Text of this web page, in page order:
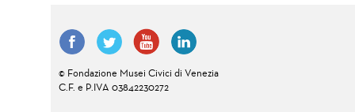
© Fondazione Musei Civici di Venezia
C.F. e P.IVA 03842230272